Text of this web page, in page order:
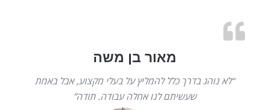
מאור בן משה
“לא נוהג בדרך כלל להמליץ על בעלי מקצוע, אבל באמת
שעשיתם לנו אחלה עבודה. תודה”